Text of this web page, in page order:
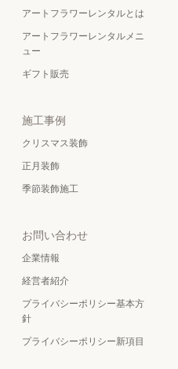
アートフラワーレンタルとは
アートフラワーレンタルメニ
ュー
ギフト販売
施工事例
クリスマス装飾
正月装飾
季節装飾施工
お問い合わせ
企業情報
経営者紹介
プライバシーポリシー基本方
針
プライバシーポリシー新項目